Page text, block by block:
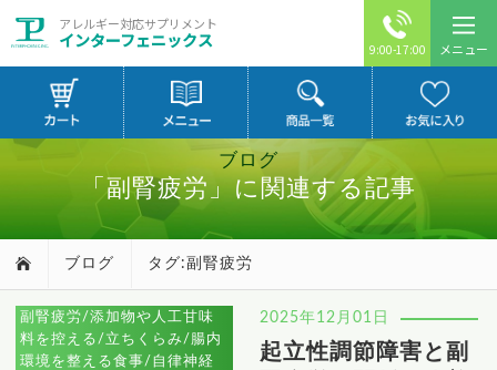
アレルギー対応サプリメント
インターフェニックス 9:00-17:00 メニュー
ブログ
「副腎疲労」に関連する記事
ブログ タグ:副腎疲労
副腎疲労/添加物や人工甘味
料を控える/立ちくらみ/腸内
環境を整える食事/自律神経
2025年12月01日
起立性調節障害と副